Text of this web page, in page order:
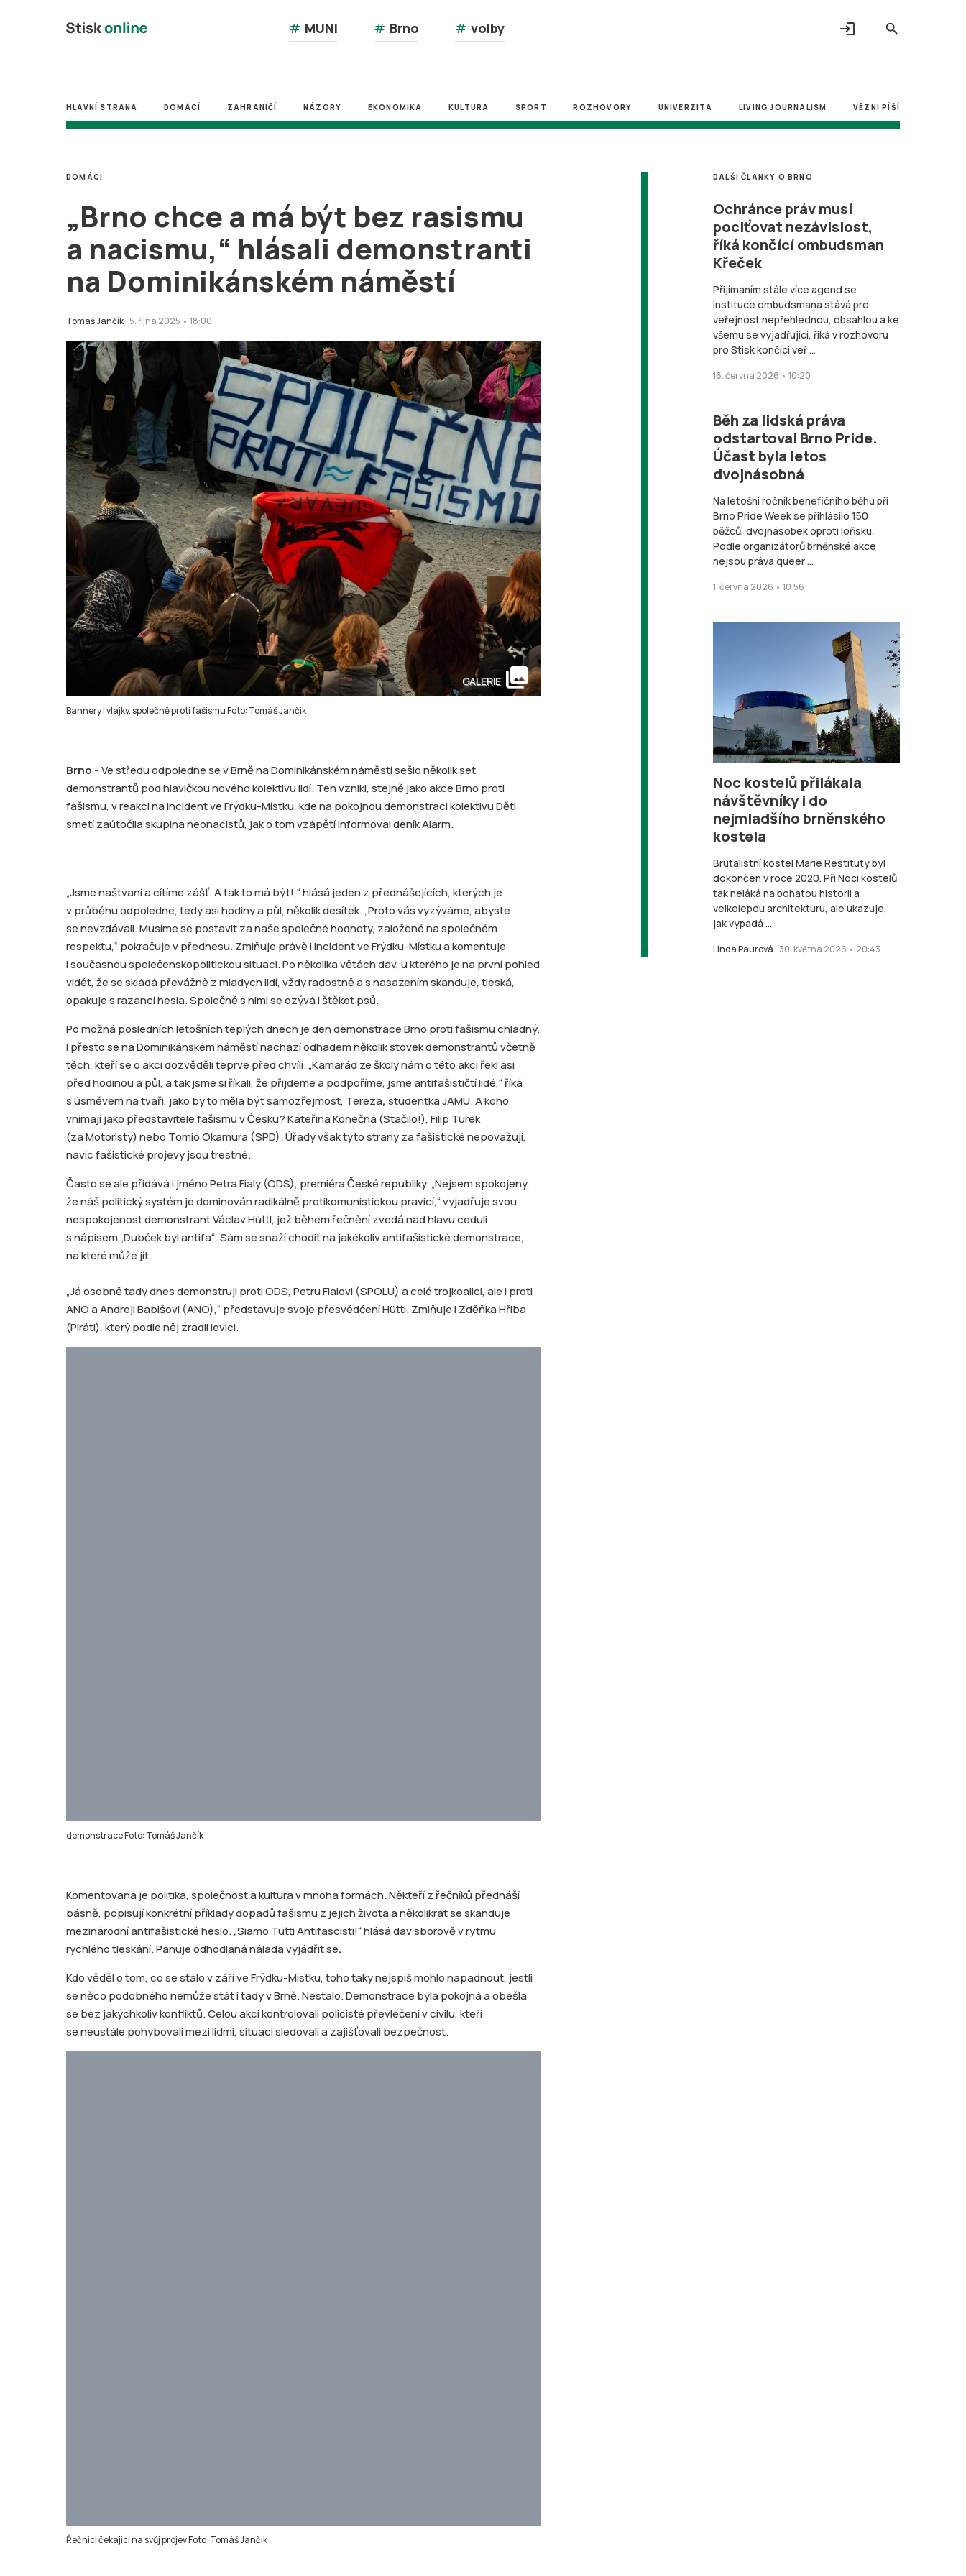
search
# MUNI # Brno # volby login
HLAVNÍ STRANA DOMÁCÍ ZAHRANIČÍ NÁZORY EKONOMIKA KULTURA SPORT ROZHOVORY UNIVERZITA LIVING JOURNALISM VĚZNI PÍŠÍ
„Brno chce a má být bez rasismu
a nacismu,“ hlásali demonstranti
na Dominikánském náměstí
Tomáš Jančík 5. října 2025 • 18:00
DOMÁCÍ
Bannery i vlajky, společně proti fašismu Foto: Tomáš Jančík
GALERIE collections
Brno -Ve středu odpoledne se v Brně na Dominikánském náměstí sešlo několik set
demonstrantů pod hlavičkou nového kolektivu lidí. Ten vznikl, stejně jako akce Brno proti
fašismu, v reakci na incident ve Frýdku-Místku, kde na pokojnou demonstraci kolektivu Děti
smetí zaútočila skupina neonacistů, jak o tom vzápětí informoval deník Alarm.
„Jsme naštvaní a cítíme zášť. A tak to má být!,“ hlásá jeden z přednášejících, kterých je
v průběhu odpoledne, tedy asi hodiny a půl, několik desítek. „Proto vás vyzýváme, abyste
se nevzdávali. Musíme se postavit za naše společné hodnoty, založené na společném
respektu,“ pokračuje v přednesu. Zmiňuje právě i incident ve Frýdku-Místku a komentuje
i současnou společenskopolitickou situaci. Po několika větách dav, u kterého je na první pohled
vidět, že se skládá převážně z mladých lidí, vždy radostně a s nasazením skanduje, tleská,
opakuje s razancí hesla. Společně s nimi se ozývá i štěkot psů.
Po možná posledních letošních teplých dnech je den demonstrace Brno proti fašismu chladný.
I přesto se na Dominikánském náměstí nachází odhadem několik stovek demonstrantů včetně
těch, kteří se o akci dozvěděli teprve před chvílí. „Kamarád ze školy nám o této akci řekl asi
před hodinou a půl, a tak jsme si říkali, že přijdeme a podpoříme, jsme antifašističtí lidé,“ říká
s úsměvem na tváři, jako by to měla být samozřejmost, Tereza, studentka JAMU. A koho
vnímají jako představitele fašismu v Česku? Kateřina Konečná (Stačilo!), Filip Turek
(za Motoristy) nebo Tomio Okamura (SPD). Úřady však tyto strany za fašistické nepovažují,
navíc fašistické projevy jsou trestné.
Často se ale přidává i jméno Petra Fialy (ODS), premiéra České republiky. „Nejsem spokojený,
že náš politický systém je dominován radikálně protikomunistickou pravicí,“ vyjadřuje svou
nespokojenost demonstrant Václav Hüttl, jež během řečnění zvedá nad hlavu ceduli
s nápisem „Dubček byl antifa“. Sám se snaží chodit na jakékoliv antifašistické demonstrace,
na které může jít.
„Já osobně tady dnes demonstruji proti ODS, Petru Fialovi (SPOLU) a celé trojkoalici, ale i proti
ANO a Andreji Babišovi (ANO),“ představuje svoje přesvědčení Hüttl. Zmiňuje i Zděňka Hřiba
(Piráti), který podle něj zradil levici.
demonstrace Foto: Tomáš Jančík
Komentovaná je politika, společnost a kultura v mnoha formách. Někteří z řečníků přednáší
básně, popisují konkrétní příklady dopadů fašismu z jejich života a několikrát se skanduje
mezinárodní antifašistické heslo. „Siamo Tutti Antifascisti!“ hlásá dav sborově v rytmu
rychlého tleskání. Panuje odhodlaná nálada vyjádřit se.
Kdo věděl o tom, co se stalo v září ve Frýdku-Místku, toho taky nejspíš mohlo napadnout, jestli
se něco podobného nemůže stát i tady v Brně. Nestalo. Demonstrace byla pokojná a obešla
se bez jakýchkoliv konfliktů. Celou akci kontrolovali policisté převlečení v civilu, kteří
se neustále pohybovali mezi lidmi, situaci sledovali a zajišťovali bezpečnost.
Řečníci čekající na svůj projev Foto: Tomáš Jančík
DALŠÍ ČLÁNKY O BRNO
Ochránce práv musí
pociťovat nezávislost,
říká končící ombudsman
Křeček
Přijímáním stále více agend se
instituce ombudsmana stává pro
veřejnost nepřehlednou, obsáhlou a ke
všemu se vyjadřující, říká v rozhovoru
pro Stisk končící veř ...
16. června 2026 • 10:20
Běh za lidská práva
odstartoval Brno Pride.
Účast byla letos
dvojnásobná
Na letošní ročník benefičního běhu při
Brno Pride Week se přihlásilo 150
běžců, dvojnásobek oproti loňsku.
Podle organizátorů brněnské akce
nejsou práva queer ...
1. června 2026 • 10:56
Noc kostelů přilákala
návštěvníky i do
nejmladšího brněnského
kostela
Brutalistní kostel Marie Restituty byl
dokončen v roce 2020. Při Noci kostelů
tak neláká na bohatou historii a
velkolepou architekturu, ale ukazuje,
jak vypadá ...
Linda Paurová 30. května 2026 • 20:43